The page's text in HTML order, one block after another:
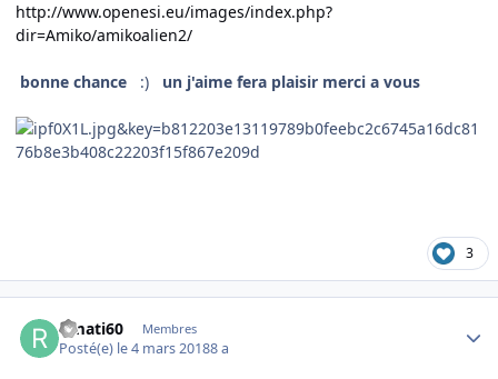
http://www.openesi.eu/images/index.php?
dir=Amiko/amikoalien2/
bonne chance :) un j'aime fera plaisir merci a vous
3
rimati60 Membres
Posté(e) le 4 mars 20188 a